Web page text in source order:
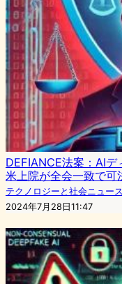
DEFIANCE法案：AI
米上院が全会一致で
テクノロジーと社会ニュース
2024年7月28日11:47